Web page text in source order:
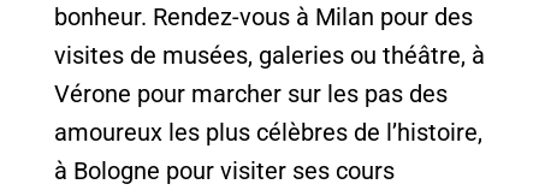
bonheur. Rendez-vous à Milan pour des
visites de musées, galeries ou théâtre, à
Vérone pour marcher sur les pas des
amoureux les plus célèbres de l’histoire,
à Bologne pour visiter ses cours